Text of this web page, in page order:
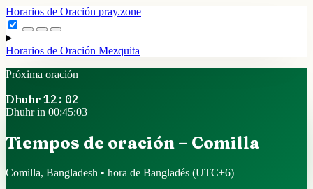
Horarios de Oración pray.zone
Horarios de Oración Mezquita
Próxima oración
Dhuhr 12:02
Dhuhr in 00:45:02
Tiempos de oración – Comilla
Comilla, Bangladesh • hora de Bangladés (UTC+6)